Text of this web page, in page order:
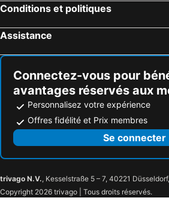
Conditions et politiques
Assistance
Connectez-vous pour
avantages réservés aux
Personnalisez votre expérience
Offres fidélité et Prix membres
Se connecter
trivago N.V., Kesselstraße 5 – 7, 40221
Copyright 2026 trivago | Tous droits réservés.